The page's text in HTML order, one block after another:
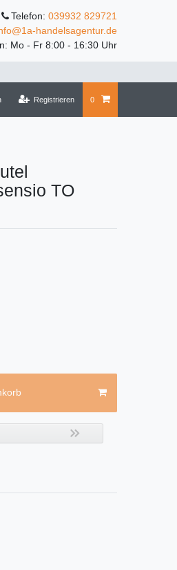
Telefon: 039932 829721
handelsagentur.de
Mo - Fr 8:00 - 16:30 Uhr
Registrieren 0
TO